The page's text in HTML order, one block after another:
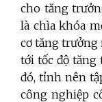
cho tăng
là chìa khóa
cơ tăng
tới tốc độ tăng
đó, tỉnh nên
công nghiệp